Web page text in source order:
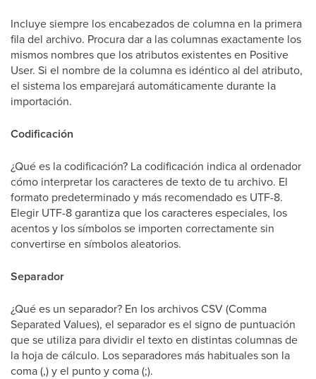
Incluye siempre los encabezados de columna en la primera
fila del archivo. Procura dar a las columnas exactamente los
mismos nombres que los atributos existentes en Positive
User. Si el nombre de la columna es idéntico al del atributo,
el sistema los emparejará automáticamente durante la
importación.
Codificación
¿Qué es la codificación? La codificación indica al ordenador
cómo interpretar los caracteres de texto de tu archivo. El
formato predeterminado y más recomendado es UTF-8.
Elegir UTF-8 garantiza que los caracteres especiales, los
acentos y los símbolos se importen correctamente sin
convertirse en símbolos aleatorios.
Separador
¿Qué es un separador? En los archivos CSV (Comma
Separated Values), el separador es el signo de puntuación
que se utiliza para dividir el texto en distintas columnas de
la hoja de cálculo. Los separadores más habituales son la
coma (,) y el punto y coma (;).